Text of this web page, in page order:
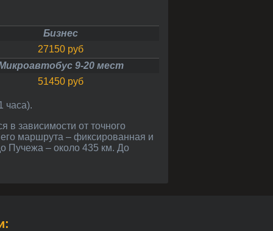
Бизнес
27150 руб
9-20 мест
51450 руб
часа).
маршрута – фиксированная и
Пучежа – около 435 км. До